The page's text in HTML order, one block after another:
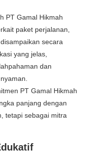
PT Gamal Hikmah
paket perjalanan,
secara
yang jelas,
dan
PT Gamal Hikmah
panjang dengan
tetapi sebagai mitra